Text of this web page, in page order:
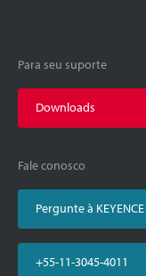
Para seu suporte
Downloads
Fale conosco
Pergunte à KEYENCE
+55-11-3045-4011